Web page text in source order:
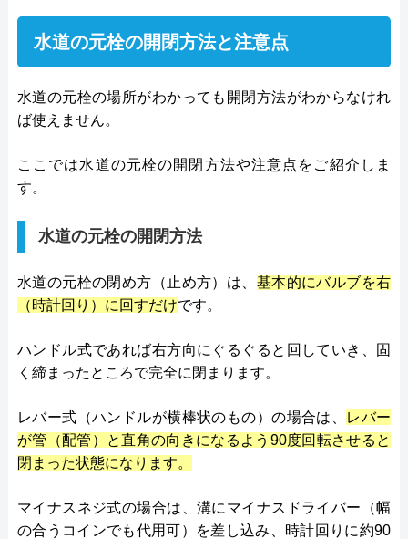
水道の元栓の開閉方法と注意点
水道の元栓の場所がわかっても開閉方法がわからなけれ
ば使えません。
ここでは水道の元栓の開閉方法や注意点をご紹介しま
す。
水道の元栓の開閉方法
水道の元栓の閉め方（止め方）は、 基本的にバルブを右
（時計回り）に回すだけです。
ハンドル式であれば右方向にぐるぐると回していき、固
く締まったところで完全に閉まります。
レバー式（ハンドルが横棒状のもの）の場合は、
レバー
が管（配管）と直角の向きになるよう90度回転させると
閉まった状態になります。
マイナスネジ式の場合は、溝にマイナスドライバー（幅
の合うコインでも代用可）を差し込み、時計回りに約90